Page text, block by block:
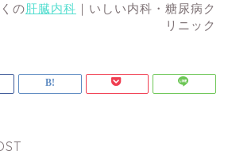
の肝臓内科 ｜いしい内科・糖尿病ク
リニック